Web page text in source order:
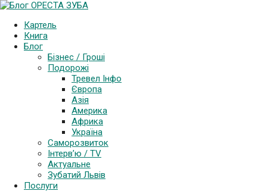
Картель
Книга
Блог
Бізнес / Гроші
Подорожі
Тревел Інфо
Європа
Азія
Америка
Африка
Україна
Саморозвиток
Інтерв’ю / TV
Актуальне
Зубатий Львів
Послуги